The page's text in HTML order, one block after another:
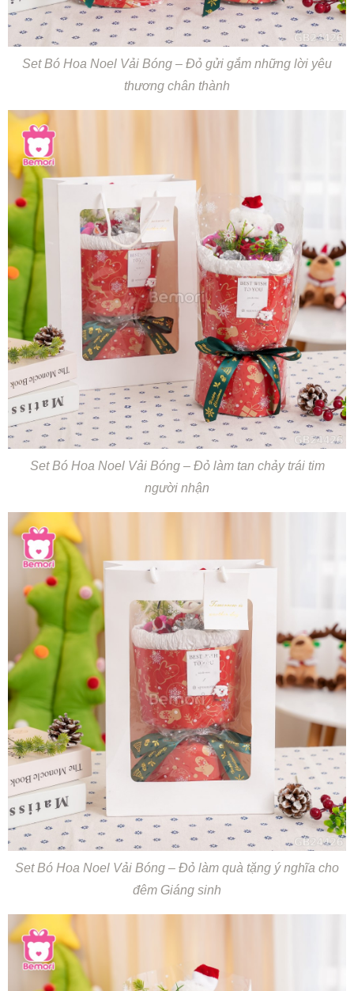
Set Bó Hoa Noel Vải Bóng – Đỏ gửi gắm những lời yêu
thương chân thành
Set Bó Hoa Noel Vải Bóng – Đỏ làm tan chảy trái tim
người nhận
Set Bó Hoa Noel Vải Bóng – Đỏ làm quà tặng ý nghĩa cho
đêm Giáng sinh